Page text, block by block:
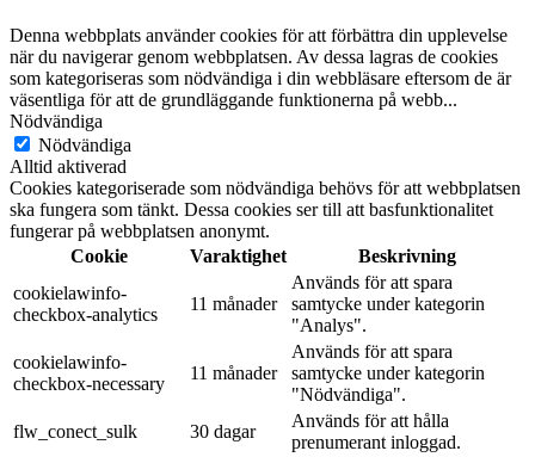
Denna webbplats använder cookies för att förbättra din upplevelse
när du navigerar genom webbplatsen. Av dessa lagras de cookies
som kategoriseras som nödvändiga i din webbläsare eftersom de är
väsentliga för att de grundläggande funktionerna på webb...
Nödvändiga
Nödvändiga
Alltid aktiverad
Cookies kategoriserade som nödvändiga behövs för att webbplatsen
ska fungera som tänkt. Dessa cookies ser till att basfunktionalitet
fungerar på webbplatsen anonymt.
Cookie
Varaktighet
Beskrivning
cookielawinfo-
checkbox-analytics
11 månader
Används för att spara
samtycke under kategorin
"Analys".
cookielawinfo-
checkbox-necessary
11 månader
Används för att spara
samtycke under kategorin
"Nödvändiga".
flw_conect_sulk
30 dagar
Används för att hålla
prenumerant inloggad.